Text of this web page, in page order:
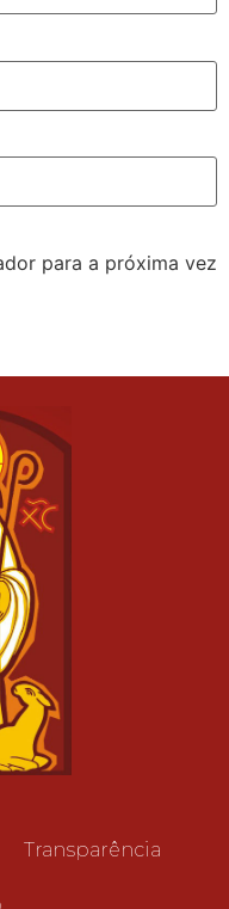
para a próxima vez
Transparência